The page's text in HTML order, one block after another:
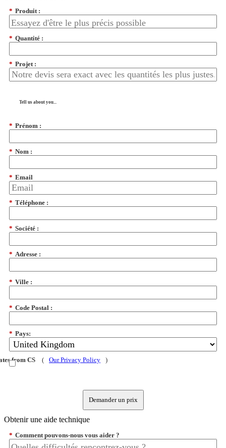
* Produit :
* Quantité :
* Projet :
Tell us about you...
* Prénom :
* Nom :
* Email
* Téléphone :
* Société :
* Adresse :
* Ville :
* Code Postal :
* Pays:
from CS ( Our Privacy Policy )
Demander un prix
Obtenir une aide technique
* Comment pouvons-nous vous aider ?